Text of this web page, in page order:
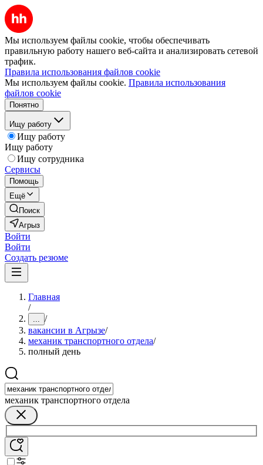
Мы используем файлы cookie, чтобы обеспечивать
правильную работу нашего веб-сайта и анализировать сетевой
трафик.
Правила использования файлов cookie
Мы используем файлы cookie. Правила использования
файлов cookie
Понятно
Ищу работу
Ищу работу
Ищу работу
Ищу сотрудника
Сервисы
Помощь
Ещё
Поиск
Агрыз
Войти
Войти
Создать резюме
Главная
/
... /
вакансии в Агрызе/
механик транспортного отдела/
полный день
механик транспортного отдела